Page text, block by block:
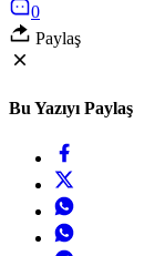
0
Paylaş
Bu Yazıyı Paylaş